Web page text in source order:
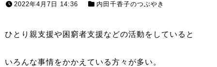
2022年4月7日 14:36 内田千香子のつぶやき
ひとり親支援や困窮者支援などの活動をしていると
いろんな事情をかかえている方々が多い。